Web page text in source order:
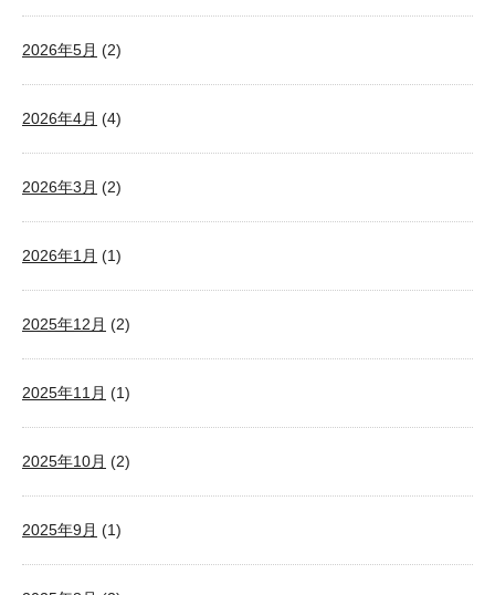
2026年5月 (2)
2026年4月 (4)
2026年3月 (2)
2026年1月 (1)
2025年12月 (2)
2025年11月 (1)
2025年10月 (2)
2025年9月 (1)